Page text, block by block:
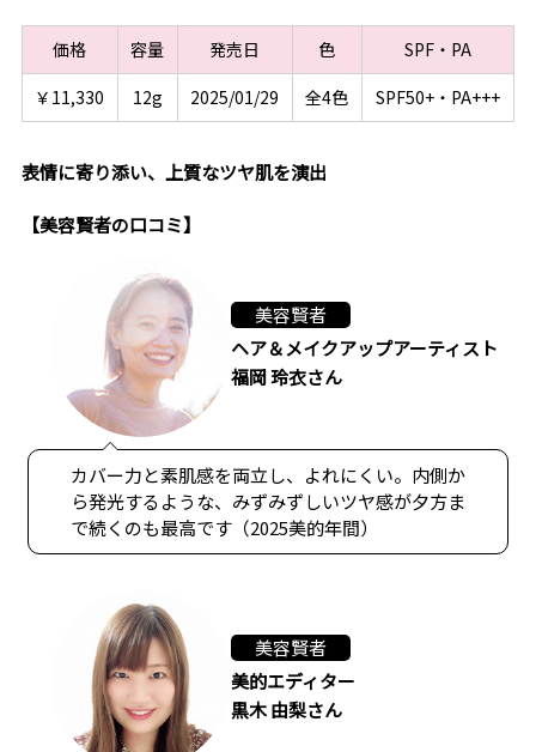
価格 容量 発売日 色
SPF・PA
￥11,330
12g 2025/01/29 全4色 SPF50+・PA+++
表情に寄り添い、上質なツヤ肌を演出
【美容賢者の口コミ】
美容賢者
ヘア＆メイクアップアーティスト
福岡 玲衣さん
カバー力と素肌感を両立し、よれにくい。内側か
ら発光するような、みずみずしいツヤ感が夕方ま
で続くのも最高です（2025美的年間）
美容賢者
美的エディター
黒木 由梨さん